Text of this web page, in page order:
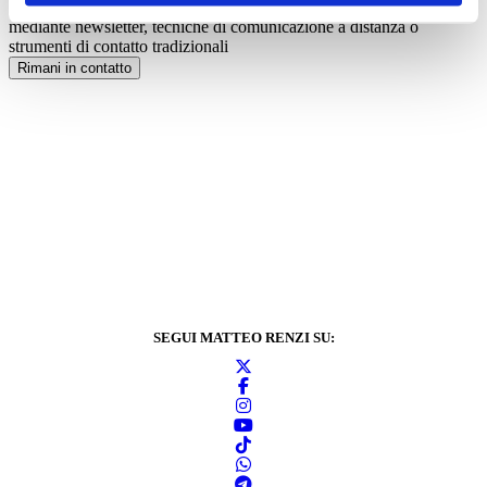
informazioni sulle attività di Italia Viva e delle sue articolazioni
mediante newsletter, tecniche di comunicazione a distanza o
strumenti di contatto tradizionali
Rimani in contatto
SEGUI MATTEO RENZI SU: